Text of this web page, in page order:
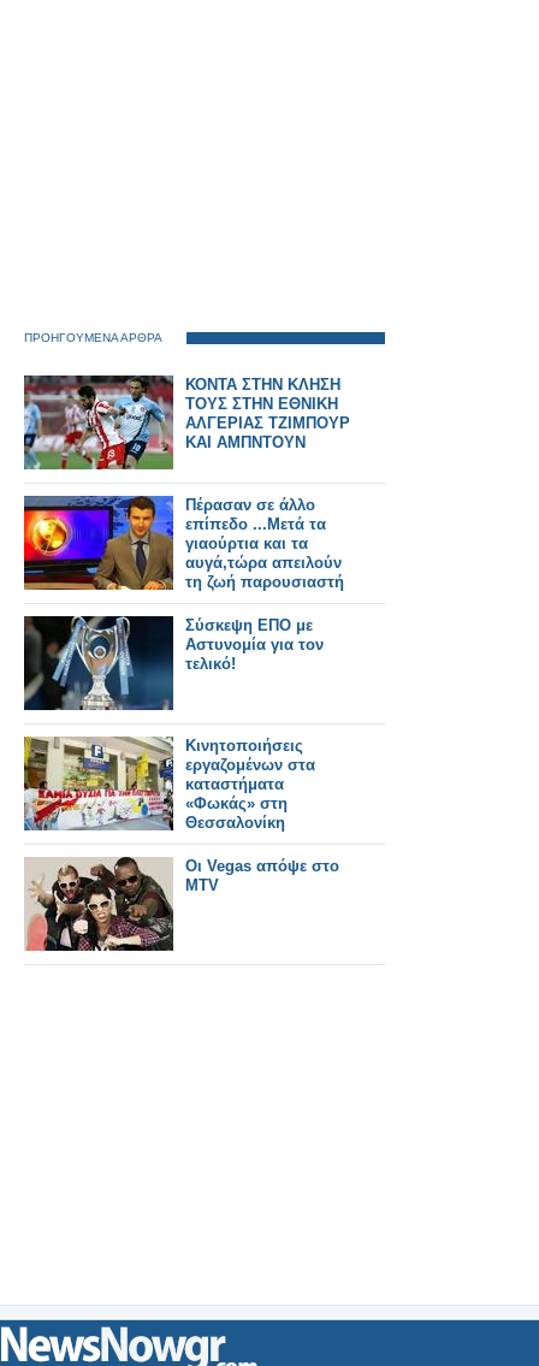
ΠΡΟΗΓΟΥΜΕΝΑ ΑΡΘΡΑ
ΚΟΝΤΑ ΣΤΗΝ ΚΛΗΣΗ
ΤΟΥΣ ΣΤΗΝ ΕΘΝΙΚΗ
ΑΛΓΕΡΙΑΣ ΤΖΙΜΠΟΥΡ
ΚΑΙ ΑΜΠΝΤΟΥΝ
Πέρασαν σε άλλο
επίπεδο ...Μετά τα
γιαούρτια και τα
αυγά,τώρα απειλούν
τη ζωή παρουσιαστή
του ΑΣΤΡΑ TV
Σύσκεψη ΕΠΟ με
Αστυνομία για τον
τελικό!
Κινητοποιήσεις
εργαζομένων στα
καταστήματα
«Φωκάς» στη
Θεσσαλονίκη
Οι Vegas απόψε στο
MTV